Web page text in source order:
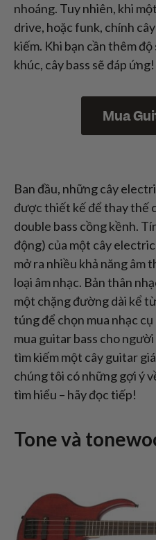
nhoáng. Tuy nhiên, khi
drive, hoặc funk, chính
kiếm. Khi bạn cần thêm
khúc, cây bass sẽ đáp ứng!
Mua
Ban đầu, những cây
được thiết kế để thay thế
double bass cồng kềnh.
động) của một cây
mở ra nhiều khả năng âm
loại âm nhạc. Bản thân
một chặng đường dài kể
túng để chọn mua nhạc
mua guitar bass cho
tìm kiếm một cây guitar
chúng tôi có những gợi ý
tìm hiểu – hãy đọc tiếp!
Tone và